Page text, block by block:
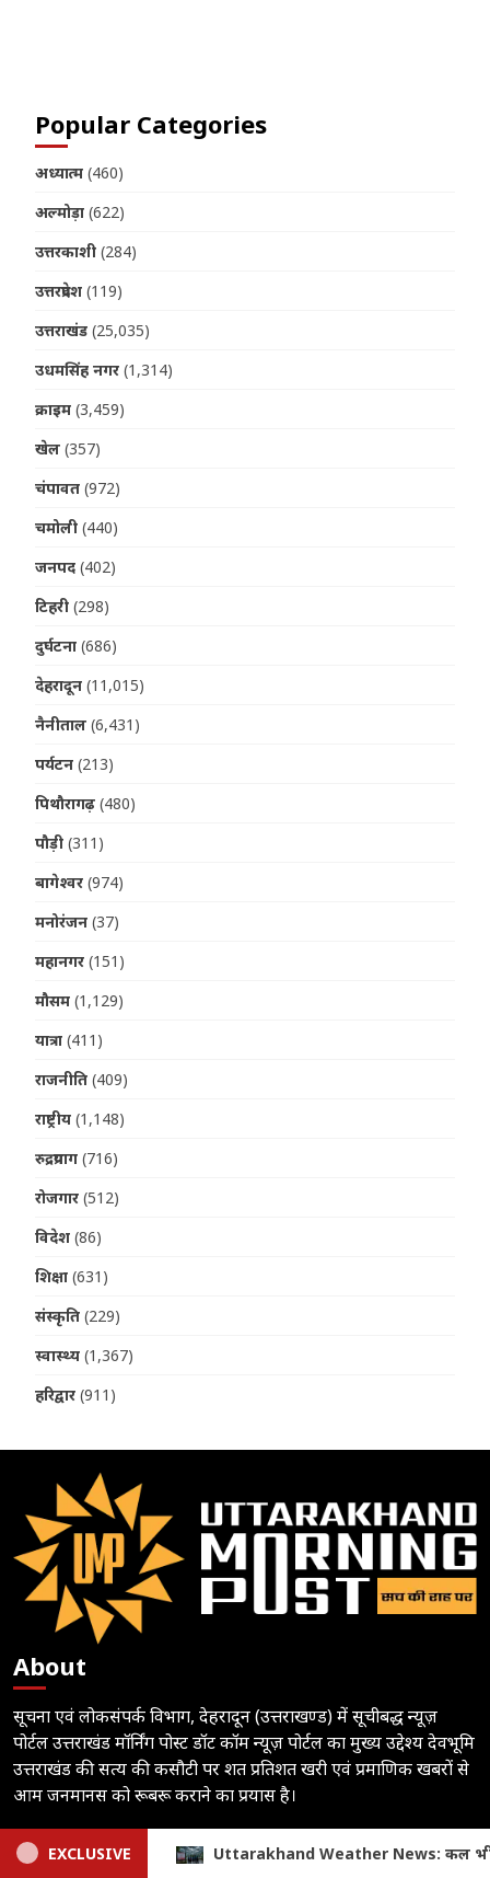
Popular Categories
अध्यात्म (460)
अल्मोड़ा (622)
उत्तरकाशी (284)
उत्तरप्रदेश (119)
उत्तराखंड (25,035)
उधमसिंह नगर (1,314)
क्राइम (3,459)
खेल (357)
चंपावत (972)
चमोली (440)
जनपद (402)
टिहरी (298)
दुर्घटना (686)
देहरादून (11,015)
नैनीताल (6,431)
पर्यटन (213)
पिथौरागढ़ (480)
पौड़ी (311)
बागेश्वर (974)
मनोरंजन (37)
महानगर (151)
मौसम (1,129)
यात्रा (411)
राजनीति (409)
राष्ट्रीय (1,148)
रुद्रप्रयाग (716)
रोजगार (512)
विदेश (86)
शिक्षा (631)
संस्कृति (229)
स्वास्थ्य (1,367)
हरिद्वार (911)
About
सूचना एवं लोकसंपर्क विभाग, देहरादून (उत्तराखण्ड) में सूचीबद्ध न्यूज़
पोर्टल उत्तराखंड मॉर्निंग पोस्ट डॉट कॉम न्यूज़ पोर्टल का मुख्य उद्देश्य देवभूमि
उत्तराखंड की सत्य की कसौटी पर शत प्रतिशत खरी एवं प्रमाणिक खबरों से
आम जनमानस को रूबरू कराने का प्रयास है।
Follow
EXCLUSIVE
News: कल भी बरसेंगे बादल, येलो अलर्ट; इस जिले में स्कूलों में अवकाश